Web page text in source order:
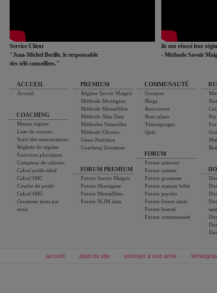
Service Client
"Jean-Michel Berille, le responsable
des télé-conseillers."
ils ont réussi leur
- Méthode Savoir
ACCUEIL
Accueil
COACHING
Menus régime
Liste de courses
Suivi des mensurations
Réglette de régime
Exercices physiques
Compteur de calories
Calcul poids idéal
Calcul IMC
Courbe de poids
Calcul IMG
Grossesse mois par
mois
PREMIUM
Régime Savoir Maigrir
Méthode Montignac
Méthode MentalSlim
Méthode Slim Data
Méthodes Naturelles
Méthode Chrono-
Géno-Nutrition
Coaching Grossesse
FORUM PREMIUM
Forum Savoir Maigrir
Forum Montignac
Forum MentalSlim
Forum SLIM data
COMMUNAUTÉ
Groupes
Blogs
Rencontres
Bons plans
Témoignages
Quiz
FORUM
Forum minceur
Forum cuisine
Forum grossesse
Forum maman bébé
Forum psycho
Forum forme santé
Forum beauté
Forum communauté
accueil plan du site envoyer à une amie